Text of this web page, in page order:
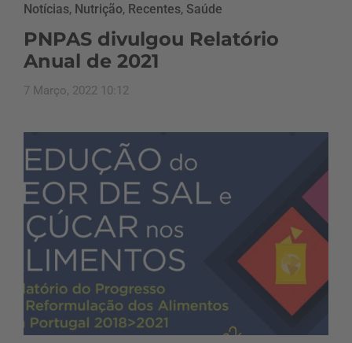
Notícias, Nutrição, Recentes, Saúde
PNPAS divulgou Relatório
Anual de 2021
7 Março, 2022 10:12